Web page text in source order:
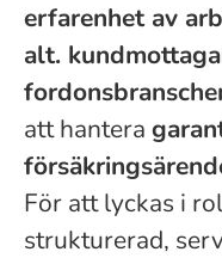
erfarenhet av
alt.
att hantera
För att lyckas i
strukturerad,